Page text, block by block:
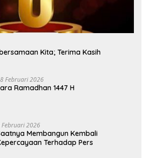
Kita; Terima Kasih
Februari 2026
Ramadhan 1447 H
Februari 2026
Membangun Kembali
Terhadap Pers